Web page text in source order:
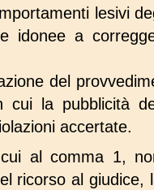
lesivi
idonee a
del
cui la pubblicità
accertate.
al comma 1,
ricorso al